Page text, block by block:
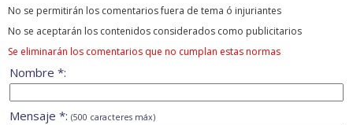
No se permitirán los comentarios fuera de tema ó injuriantes
No se aceptarán los contenidos considerados como publicitarios
Se eliminarán los comentarios que no cumplan estas normas
Nombre *:
Mensaje *: (500 caracteres máx)